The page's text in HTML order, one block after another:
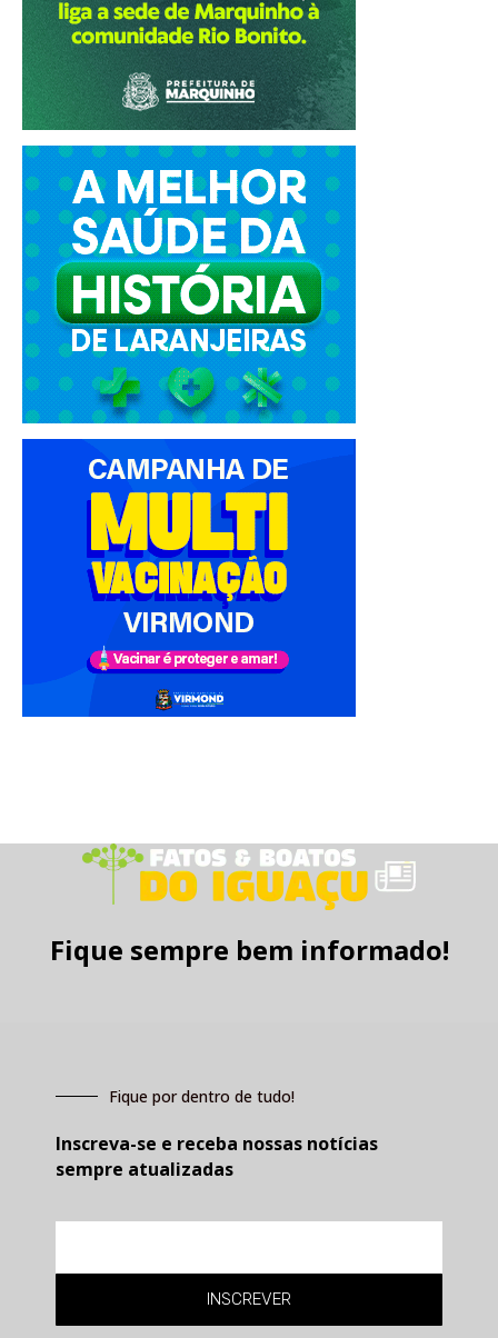
Fique sempre bem informado!
Fique por dentro de tudo!
Inscreva-se e receba nossas notícias
sempre atualizadas
INSCREVER